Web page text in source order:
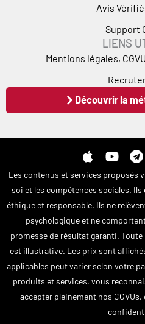
Avis
Support
LIENS
Mentions légales,
Découvrir la
A
p
p
l
e
Y
u
t
u
b
e
T
l
e
g
r
a
Les contenus et services proposés
soi et les compétences sociales.
éthique et responsable. Ils ne
psychologique et ne
promesse de résultat garanti.
est illustrative. Les prix sont
applicables peut varier selon votre
produits et services, vous
accepter pleinement nos